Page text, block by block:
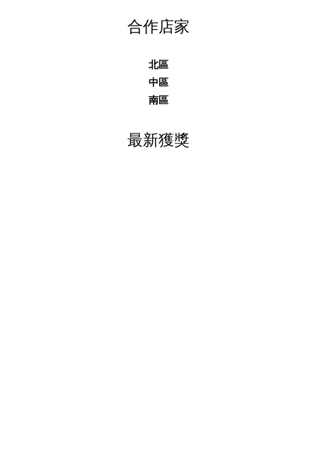
合作店家
北區
中區
南區
最新獲獎